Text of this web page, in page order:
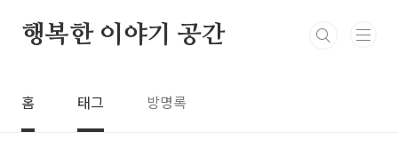
행복한 이야기 공간
홈 태그 방명록